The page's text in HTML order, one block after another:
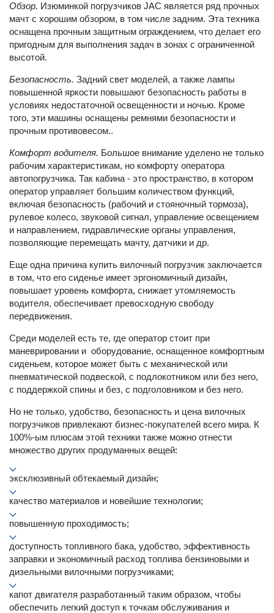
Обзор. Изюминкой погрузчиков JAC является ряд прочных
мачт с хорошим обзором, в том числе задним. Эта техника
оснащена прочным защитным ограждением, что делает его
пригодным для выполнения задач в зонах с ограниченной
высотой.
Безопасность. Задний свет моделей, а также лампы
повышенной яркости повышают безопасность работы в
условиях недостаточной освещенности и ночью. Кроме
того, эти машины оснащены ремнями безопасности и
прочным противовесом..
Комфорт водителя. Большое внимание уделено не только
рабочим характеристикам, но комфорту оператора
автопогрузчика. Так кабина - это пространство, в котором
оператор управляет большим количеством функций,
включая безопасность (рабочий и стояночный тормоза),
рулевое колесо, звуковой сигнал, управление освещением
и направлением, гидравлические органы управления,
позволяющие перемещать мачту, датчики и др.
Еще одна причина купить вилочный погрузчик заключается
в том, что его сиденье имеет эргономичный дизайн,
повышает уровень комфорта, снижает утомляемость
водителя, обеспечивает превосходную свободу
передвижения.
Среди моделей есть те, где оператор стоит при
маневрировании и оборудование, оснащенное комфортным
сиденьем, которое может быть с механической или
пневматической подвеской, с подлокотником или без него,
с поддержкой спины и без, с подголовником и без него.
Но не только, удобство, безопасность и цена вилочных
погрузчиков привлекают бизнес-покупателей всего мира. К
100%-ым плюсам этой техники также можно отнести
множество других продуманных вещей:
эксклюзивный обтекаемый дизайн;
качество материалов и новейшие технологии;
повышенную проходимость;
доступность топливного бака, удобство, эффективность
заправки и экономичный расход топлива бензиновыми и
дизельными вилочными погрузчиками;
капот двигателя разработанный таким образом, чтобы
обеспечить легкий доступ к точкам обслуживания и